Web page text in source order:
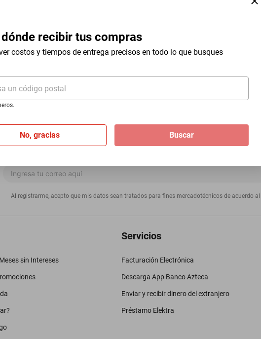
dónde recibir tus compras
costos y tiempos de entrega precisos en todo lo que busques
un código postal
No, gracias Buscar
$19,999
Al registrarme, acepto que mis datos sean tratados para fines mercadotécnicos de acuerdo al
sin Intereses
Servicios
Facturación Electrónica
Descarga App Banco Azteca
Enviar y recibir dinero del extranjero
Préstamo Elektra